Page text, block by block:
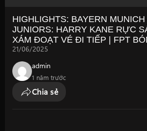
HIGHLIGHTS: BAYERN
JUNIORS: HARRY KANE RỰC
XÁM ĐOẠT VÉ ĐI TIẾP | FPT
21/06/2025
admin
1 năm trước
Chia sẻ